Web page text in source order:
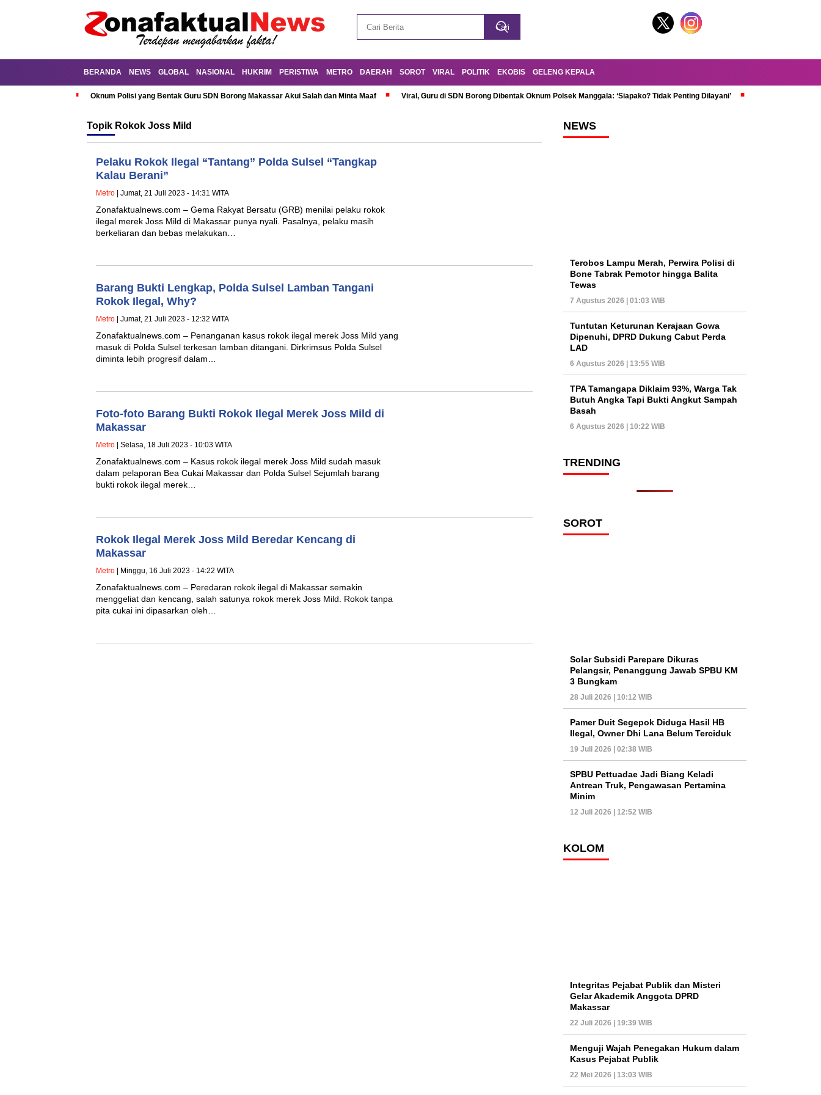
BERANDA NEWS GLOBAL NASIONAL HUKRIM PERISTIWA METRO DAERAH SOROT VIRAL POLITIK EKOBIS GELENG KEPALA
Oknum Polisi yang Bentak Guru SDN Borong Makassar Akui Salah dan Minta Maaf Viral, Guru di SDN Borong Dibentak Oknum Polsek Manggala: ‘Siapako? Tidak Penting Dilayani’
Topik Rokok Joss Mild
Pelaku Rokok Ilegal “Tantang” Polda Sulsel “Tangkap
Kalau Berani”
Metro | Jumat, 21 Juli 2023 - 14:31 WITA
Zonafaktualnews.com – Gema Rakyat Bersatu (GRB) menilai pelaku rokok
ilegal merek Joss Mild di Makassar punya nyali. Pasalnya, pelaku masih
berkeliaran dan bebas melakukan…
Barang Bukti Lengkap, Polda Sulsel Lamban Tangani
Rokok Ilegal, Why?
Metro | Jumat, 21 Juli 2023 - 12:32 WITA
Zonafaktualnews.com – Penanganan kasus rokok ilegal merek Joss Mild yang
masuk di Polda Sulsel terkesan lamban ditangani. Dirkrimsus Polda Sulsel
diminta lebih progresif dalam…
Foto-foto Barang Bukti Rokok Ilegal Merek Joss Mild di
Makassar
Metro | Selasa, 18 Juli 2023 - 10:03 WITA
Zonafaktualnews.com – Kasus rokok ilegal merek Joss Mild sudah masuk
dalam pelaporan Bea Cukai Makassar dan Polda Sulsel Sejumlah barang
bukti rokok ilegal merek…
Rokok Ilegal Merek Joss Mild Beredar Kencang di
Makassar
Metro | Minggu, 16 Juli 2023 - 14:22 WITA
Zonafaktualnews.com – Peredaran rokok ilegal di Makassar semakin
menggeliat dan kencang, salah satunya rokok merek Joss Mild. Rokok tanpa
pita cukai ini dipasarkan oleh…
NEWS
Terobos Lampu Merah, Perwira Polisi di
Bone Tabrak Pemotor hingga Balita
Tewas
7 Agustus 2026 | 01:03 WIB
Tuntutan Keturunan Kerajaan Gowa
Dipenuhi, DPRD Dukung Cabut Perda
LAD
6 Agustus 2026 | 13:55 WIB
TPA Tamangapa Diklaim 93%, Warga Tak
Butuh Angka Tapi Bukti Angkut Sampah
Basah
6 Agustus 2026 | 10:22 WIB
TRENDING
SOROT
Solar Subsidi Parepare Dikuras
Pelangsir, Penanggung Jawab SPBU KM
3 Bungkam
28 Juli 2026 | 10:12 WIB
Pamer Duit Segepok Diduga Hasil HB
Ilegal, Owner Dhi Lana Belum Terciduk
19 Juli 2026 | 02:38 WIB
SPBU Pettuadae Jadi Biang Keladi
Antrean Truk, Pengawasan Pertamina
Minim
12 Juli 2026 | 12:52 WIB
KOLOM
Integritas Pejabat Publik dan Misteri
Gelar Akademik Anggota DPRD
Makassar
22 Juli 2026 | 19:39 WIB
Menguji Wajah Penegakan Hukum dalam
Kasus Pejabat Publik
22 Mei 2026 | 13:03 WIB